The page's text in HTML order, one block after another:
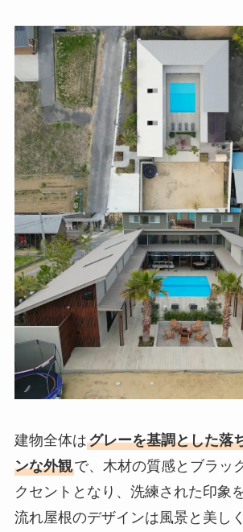
建物全体はグレーを基調とした落
ンな外観で、木材の質感とブラッ
クセントとなり、洗練された印象
流れ屋根のデザインは風景と美し